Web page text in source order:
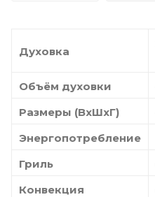
Духовка
Объём духовки
Размеры (ВхШхГ)
Энергопотребление
Гриль
Конвекция